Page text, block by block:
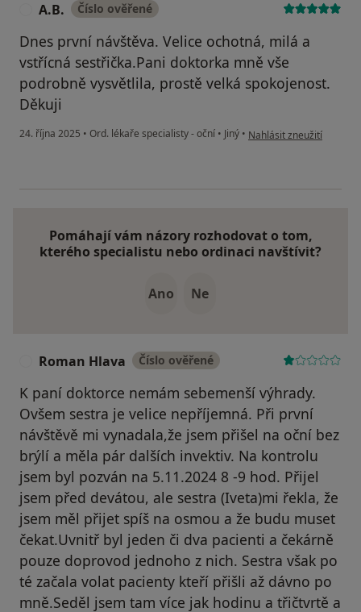
A.B. Číslo ověřené
Dnes první návštěva. Velice ochotná, milá a
vstřícná sestřička.Pani doktorka mně vše
podrobně vysvětlila, prostě velká spokojenost.
Děkuji
24. října 2025 • Ord. lékaře specialisty - oční • Jiný • podle názoru uživatele
Nahlásit zneužití
Pomáhají vám názory rozhodovat o tom,
kterého specialistu nebo ordinaci navštívit?
Ano Ne
Roman Hlava Číslo ověřené
K paní doktorce nemám sebemenší výhrady.
Ovšem sestra je velice nepříjemná. Při první
návštěvě mi vynadala,že jsem přišel na oční bez
brýlí a měla pár dalších invektiv. Na kontrolu
jsem byl pozván na 5.11.2024 8 -9 hod. Přijel
jsem před devátou, ale sestra (Iveta)mi řekla, že
jsem měl přijet spíš na osmou a že budu muset
čekat.Uvnitř byl jeden či dva pacienti a čekárně
pouze doprovod jednoho z nich. Sestra však po
té začala volat pacienty kteří přišli až dávno po
mně.Seděl jsem tam více jak hodinu a třičtvrtě a